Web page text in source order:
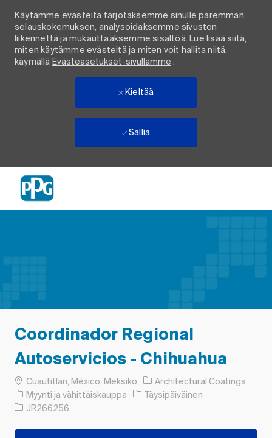
Käytämme evästeitä tarjotaksemme sinulle paremman
selauskokemuksen, analysoidaksemme sivuston
liikennettä ja mukauttaaksemme sisältöä. Lue lisää siitä,
miten käytämme evästeitä ja miten voit hallita niitä,
käymällä Evästeasetukset-sivullamme .
Kieltää
Sallia
Coordinador Regional
Autoservicios - Chihuahua
PaikkaCuautitlan, México, Meksiko
Architectural Coatings
Luokka
Myynti ja vähittäiskauppa Työn tyyppi
Täysipäiväinen
Työn tunnus
JR266256